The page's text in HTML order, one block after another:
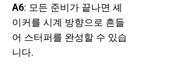
A6: 모든 준비가 끝나면 셰
이커를 시계 방향으로 흔들
어 스터퍼를 완성할 수 있습
니다.